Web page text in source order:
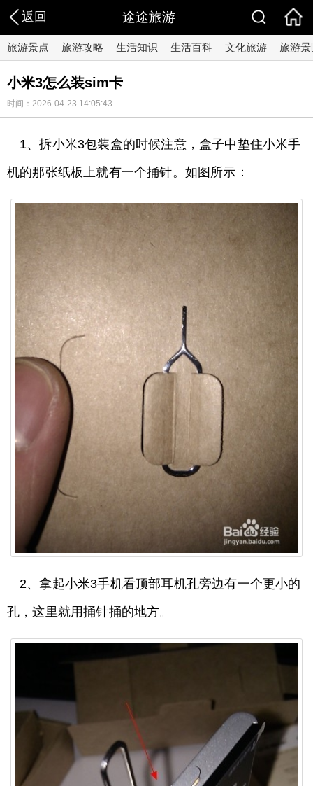
返回 途途旅游
旅游景点 旅游攻略 生活知识 生活百科 文化旅游 旅游景
小米3怎么装sim卡
时间：2026-04-23 14:05:43
1、拆小米3包装盒的时候注意，盒子中垫住小米手
机的那张纸板上就有一个捅针。如图所示：
2、拿起小米3手机看顶部耳机孔旁边有一个更小的
孔，这里就用捅针捅的地方。